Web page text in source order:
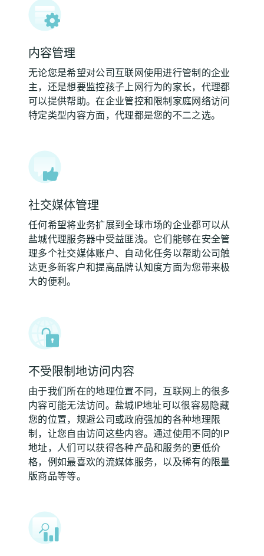
内容管理
无论您是希望对公司互联网使用进行管制的企业
主，还是想要监控孩子上网行为的家长，代理都
可以提供帮助。在企业管控和限制家庭网络访问
特定类型内容方面，代理都是您的不二之选。
社交媒体管理
任何希望将业务扩展到全球市场的企业都可以从
盐城代理服务器中受益匪浅。它们能够在安全管
理多个社交媒体账户、自动化任务以帮助公司触
达更多新客户和提高品牌认知度方面为您带来极
大的便利。
不受限制地访问内容
由于我们所在的地理位置不同，互联网上的很多
内容可能无法访问。盐城IP地址可以很容易隐藏
您的位置，规避公司或政府强加的各种地理限
制，让您自由访问这些内容。通过使用不同的IP
地址，人们可以获得各种产品和服务的更低价
格，例如最喜欢的流媒体服务，以及稀有的限量
版商品等等。